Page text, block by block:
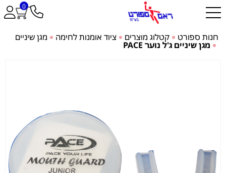
0
חנות ספורט קטלוג מוצרים ציוד אומנות לחימה מגן שיניים
מגן שיניים ג'ל נוער PACE